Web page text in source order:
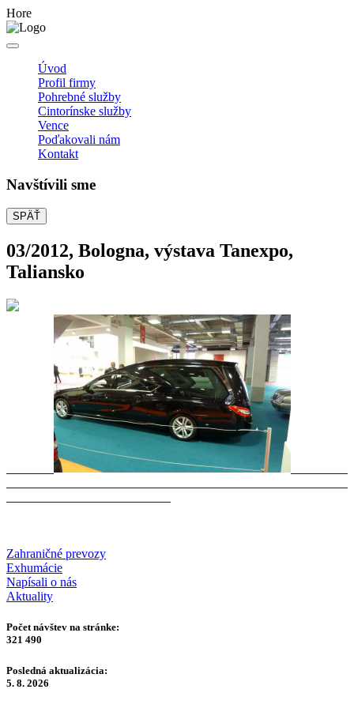
Hore
Úvod
Profil firmy
Pohrebné služby
Cintorínske služby
Vence
Poďakovali nám
Kontakt
Navštívili sme
SPÄŤ
03/2012, Bologna, výstava Tanexpo,
Taliansko
Zahraničné prevozy
Exhumácie
Napísali o nás
Aktuality
Počet návštev na stránke:
321 490
Posledná aktualizácia:
5. 8. 2026